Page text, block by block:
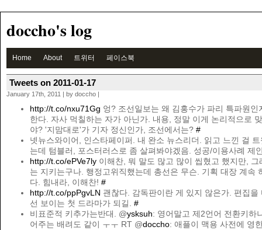
doccho's log
Home About 트위터 페이스북
Tweets on 2011-01-17
January 17th, 2011 | by doccho |
http://t.co/nxu71Gg 엉? 조선일보는 왜 김홍수가 파리 특파원인
한다. 자사 먹칠하는 자가 아닌가. 내용, 정말 이게 논리적으로
야? '지맘대로'가 기자 정신인가, 조선에서는? #
넷뉴스와이어, 인스타페이퍼. 내 완소 뉴스리더. 읽고 느낀 걸
는데 텀블러, 포스터러스로 좀 살펴봐야겠음. 성공/이용사례 제
http://t.co/ePVe7ly 이해찬, 뭐 말도 많고 많이 씹혔고 했지만, 그
는 지키는구나. 행정고위직했는데 총선은 무슨. 기획 대장 계속
다. 힘내라, 이해찬! #
http://t.co/ppPgvLN 괜찮다. 감독판이란 게 있지 않은가. 편집을
선 보이는 첫 드라마가 되길. #
비표준적 키추가는반대. @ysksuh: 영어말고 제2언어 전환키하
어주는 배려도 같이 ㅜㅜ RT @doccho: 애플이 맥용 사전에 영